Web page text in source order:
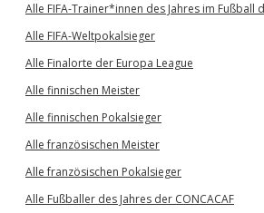
Alle FIFA-Trainer*innen des Jahres im Fußball
Alle FIFA-Weltpokalsieger
Alle Finalorte der Europa League
Alle finnischen Meister
Alle finnischen Pokalsieger
Alle französischen Meister
Alle französischen Pokalsieger
Alle Fußballer des Jahres der CONCACAF